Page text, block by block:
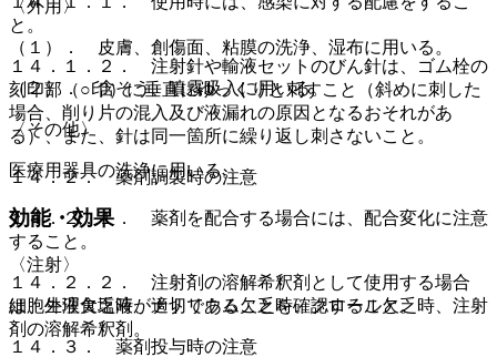
と。
１４．１．２． 注射針や輸液セットのびん針は、ゴム栓の
刻印部（○印）に垂直にゆっくりと刺すこと（斜めに刺した
場合、削り片の混入及び液漏れの原因となるおそれがあ
る）、また、針は同一箇所に繰り返し刺さないこと。
１４．２． 薬剤調製時の注意
１４．２．１． 薬剤を配合する場合には、配合変化に注意
すること。
１４．２．２． 注射剤の溶解希釈剤として使用する場合
は、生理食塩液が適切であることを確認すること。
１４．３． 薬剤投与時の注意
〈外用〉
（１）． 皮膚、創傷面、粘膜の洗浄、湿布に用いる。
（２）． 含そう、噴霧吸入に用いる。
〈その他〉
医療用器具の洗浄に用いる。
効能・効果
〈注射〉
細胞外液欠乏時、ナトリウム欠乏時、クロール欠乏時、注射
剤の溶解希釈剤。